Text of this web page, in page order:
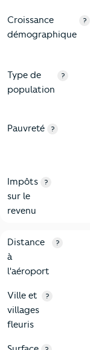
Croissance
démographique
?
Type de
population
?
Pauvreté ?
Impôts
sur le
revenu
?
3-Critères Basse-
Distance
à
l'aéroport
?
Ville et
villages
fleuris
?